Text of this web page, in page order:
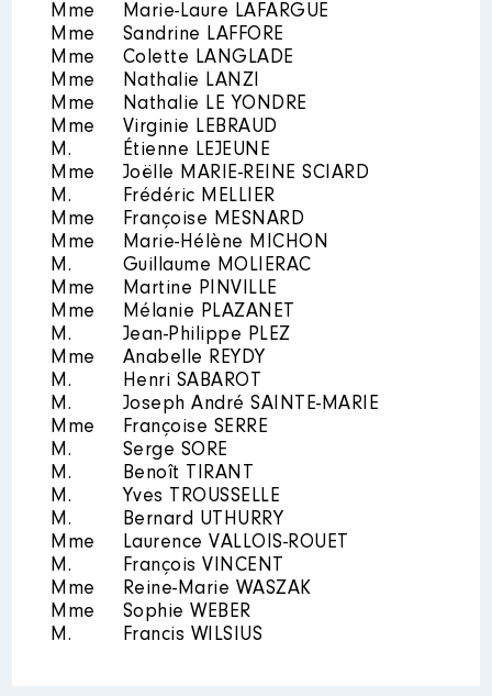
Description: Membre CA
Organisme : LGT privé Saint
Charles │ De : 06/2021 à
07/2023
Rémunération ou gratification
Année Montant Type
2021 0 €
2022
0 €
Net
2023
0 €
Description: Membre CA
Organisme: LP Jean Moulin
Thouars │ De : 06/2021 à
Mme
Marie-Laure LAFARGUE
Mme
Sandrine LAFFORE
Mme
Colette LANGLADE
Mme
Nathalie LANZI
Mme
Nathalie LE YONDRE
Mme
Virginie LEBRAUD
M.
Étienne LEJEUNE
Mme
Joëlle MARIE-REINE SCIARD
M.
Frédéric MELLIER
Mme
Françoise MESNARD
Mme
Marie-Hélène MICHON
M.
Guillaume MOLIERAC
Mme
Martine PINVILLE
Mme
Mélanie PLAZANET
M.
Jean-Philippe PLEZ
Mme
Anabelle REYDY
M.
Henri SABAROT
M.
Joseph André SAINTE-MARIE
Mme
Françoise SERRE
M.
Serge SORE
M.
Benoît TIRANT
M.
Yves TROUSSELLE
M.
Bernard UTHURRY
Mme
Laurence VALLOIS-ROUET
M.
François VINCENT
Mme
Reine-Marie WASZAK
Mme
Sophie WEBER
M.
Francis WILSIUS